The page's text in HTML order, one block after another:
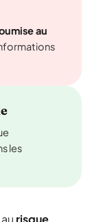
au
les
risque